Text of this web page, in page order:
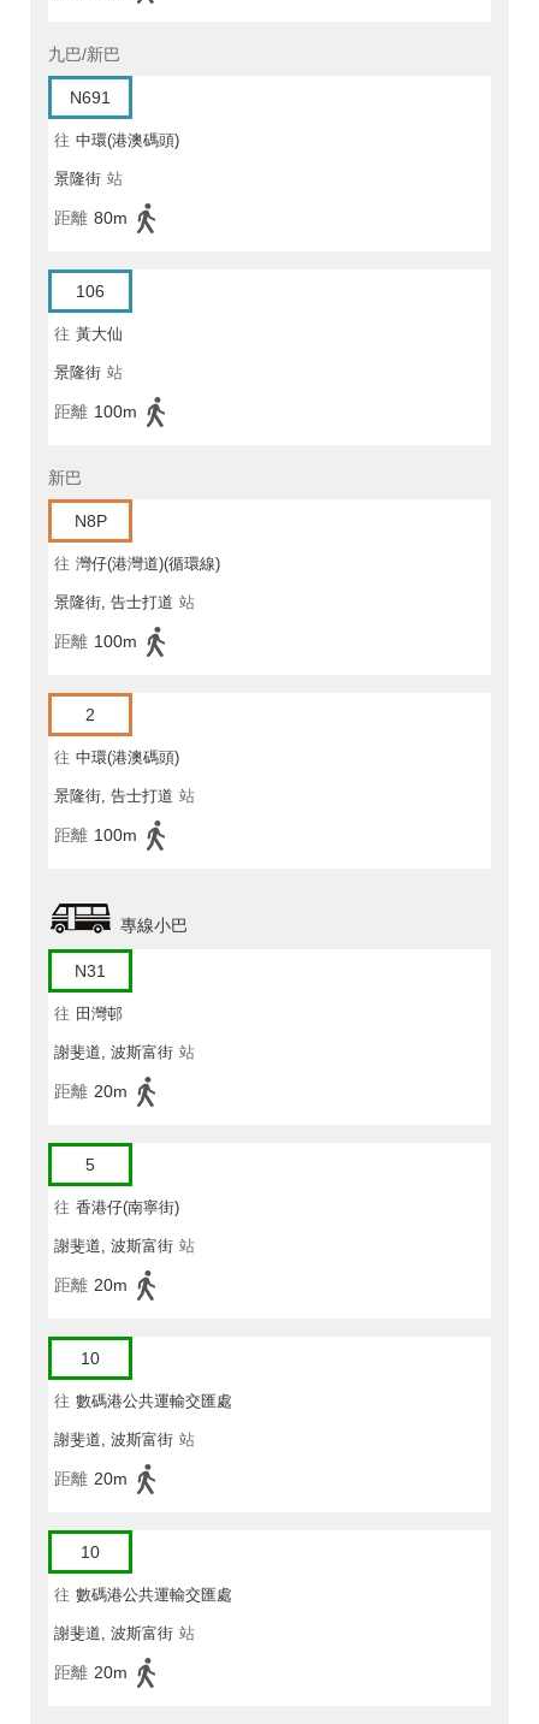
九巴/新巴
N691
往 中環(港澳碼頭)
景隆街 站
距離 80m
106
往 黃大仙
景隆街 站
距離 100m
新巴
N8P
往 灣仔(港灣道)(循環線)
景隆街, 告士打道 站
距離 100m
2
往 中環(港澳碼頭)
景隆街, 告士打道 站
距離 100m
專線小巴
N31
往 田灣邨
謝斐道, 波斯富街 站
距離 20m
5
往 香港仔(南寧街)
謝斐道, 波斯富街 站
距離 20m
10
往 數碼港公共運輸交匯處
謝斐道, 波斯富街 站
距離 20m
10
往 數碼港公共運輸交匯處
謝斐道, 波斯富街 站
距離 20m